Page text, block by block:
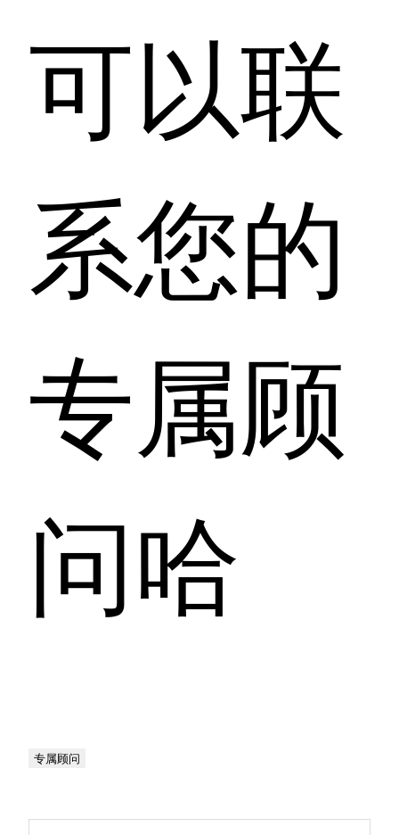
可以联
系您的
专属顾
问哈
专属顾问